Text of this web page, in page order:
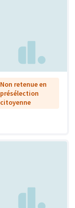
Non retenue en
présélection
citoyenne